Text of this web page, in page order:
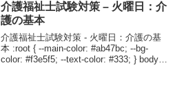
介護福祉士試験対策 – 火曜日：介
護の基本
介護福祉士試験対策 - 火曜日：介護の基
本 :root { --main-color: #ab47bc; --bg-
color: #f3e5f5; --text-color: #333; } body {